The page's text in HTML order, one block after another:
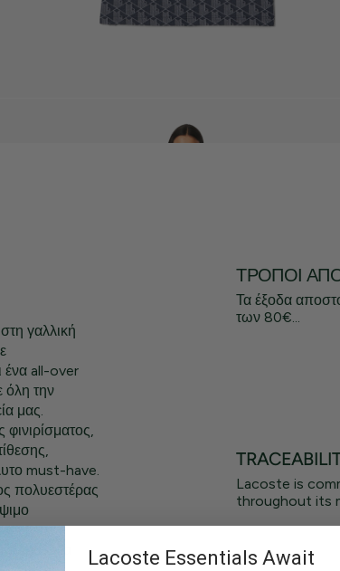
γαλλική
ένα all-over
όλη την
μας.
must-have.
πολυεστέρας
μανίκια
ΤΡΌΠΟΙ
Τα έξοδα
των 80€...
Lacoste is
throughout its
Lacoste Essentials Await